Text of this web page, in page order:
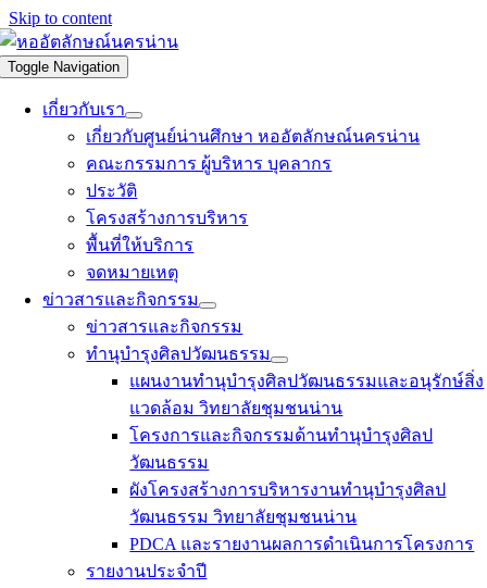
Skip to content
Toggle Navigation
เกี่ยวกับเรา
เกี่ยวกับศูนย์น่านศึกษา หออัตลักษณ์นครน่าน
คณะกรรมการ ผู้บริหาร บุคลากร
ประวัติ
โครงสร้างการบริหาร
พื้นที่ให้บริการ
จดหมายเหตุ
ข่าวสารและกิจกรรม
ข่าวสารและกิจกรรม
ทำนุบำรุงศิลปวัฒนธรรม
แผนงานทำนุบำรุงศิลปวัฒนธรรมและอนุรักษ์สิ่ง
แวดล้อม วิทยาลัยชุมชนน่าน
โครงการและกิจกรรมด้านทำนุบำรุงศิลป
วัฒนธรรม
ผังโครงสร้างการบริหารงานทำนุบำรุงศิลป
วัฒนธรรม วิทยาลัยชุมชนน่าน
PDCA และรายงานผลการดำเนินการโครงการ
รายงานประจำปี